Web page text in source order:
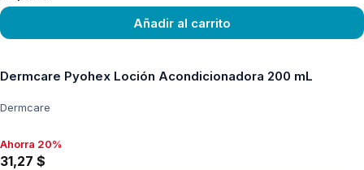
Añadir al carrito
Dermcare Pyohex Loción Acondicionadora 200 mL
Dermcare
Ahorra 20%, 31,27 $
Ahorra 20%
31,27 $